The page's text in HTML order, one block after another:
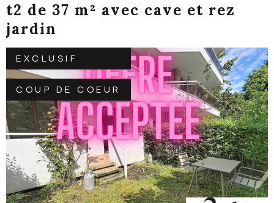
t2 de 37 m² avec cave et rez
jardin
EXCLUSIF
COUP DE COEUR